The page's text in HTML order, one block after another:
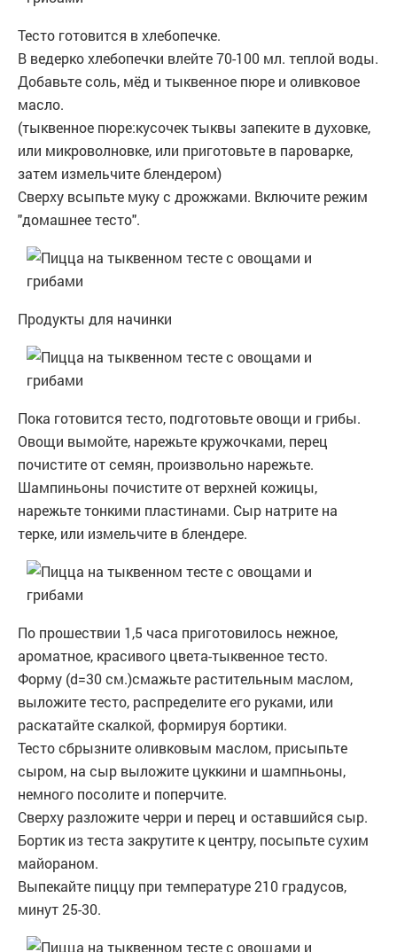
Тесто готовится в хлебопечке.
В ведерко хлебопечки влейте 70-100 мл. теплой воды.
Добавьте соль, мёд и тыквенное пюре и оливковое
масло.
(тыквенное пюре:кусочек тыквы запеките в духовке,
или микроволновке, или приготовьте в пароварке,
затем измельчите блендером)
Сверху всыпьте муку с дрожжами. Включите режим
"домашнее тесто".
Продукты для начинки
Пока готовится тесто, подготовьте овощи и грибы.
Овощи вымойте, нарежьте кружочками, перец
почистите от семян, произвольно нарежьте.
Шампиньоны почистите от верхней кожицы,
нарежьте тонкими пластинами. Сыр натрите на
терке, или измельчите в блендере.
По прошествии 1,5 часа приготовилось нежное,
ароматное, красивого цвета-тыквенное тесто.
Форму (d=30 см.)смажьте растительным маслом,
выложите тесто, распределите его руками, или
раскатайте скалкой, формируя бортики.
Тесто сбрызните оливковым маслом, присыпьте
сыром, на сыр выложите цуккини и шампньоны,
немного посолите и поперчите.
Сверху разложите черри и перец и оставшийся сыр.
Бортик из теста закрутите к центру, посыпьте сухим
майораном.
Выпекайте пиццу при температуре 210 градусов,
минут 25-30.